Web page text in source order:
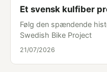
Et svensk kulfiber
Følg den spændende
Swedish Bike Project
21/07/2026